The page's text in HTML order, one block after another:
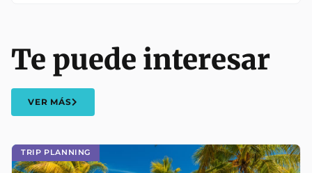
TRIP PLANNING
Te puede interesar
VER MÁS